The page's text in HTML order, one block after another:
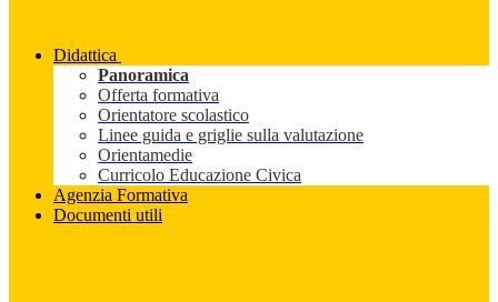
Didattica
Panoramica
Offerta formativa
Orientatore scolastico
Linee guida e griglie sulla valutazione
Orientamedie
Curricolo Educazione Civica
Agenzia Formativa
Documenti utili